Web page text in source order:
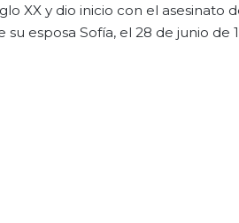
XX y dio inicio con el asesinato
esposa Sofía, el 28 de junio de